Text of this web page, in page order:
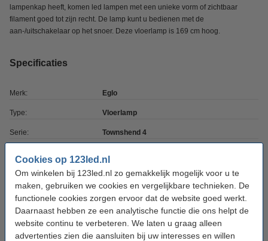
Cookies op 123led.nl
Om winkelen bij 123led.nl zo gemakkelijk mogelijk voor u te
maken, gebruiken we cookies en vergelijkbare technieken. De
functionele cookies zorgen ervoor dat de website goed werkt.
Daarnaast hebben ze een analytische functie die ons helpt de
website continu te verbeteren. We laten u graag alleen
advertenties zien die aansluiten bij uw interesses en willen
lampenkap heeft, komen led lampen met een unieke vorm of zichtbaar
filament goed tot zijn recht. De lamp kunt u bedienen met de
aan-/uitschakelaar op het snoer. Deze vloerlamp is 169 cm hoog.
Specificaties
Merk: Eglo
Type: Vloerlamp
Serie: Townshend 4
Fitting: E27
Lamp inbegrepen: Nee
Materiaal: Staal